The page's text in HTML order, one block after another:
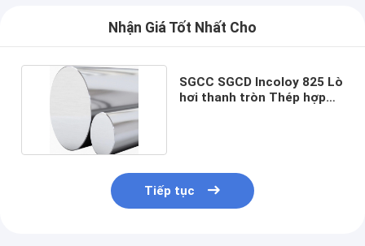
Nhận Giá Tốt Nhất Cho
SGCC SGCD Incoloy 825 Lò
hơi thanh tròn Thép hợp
Tiếp tục